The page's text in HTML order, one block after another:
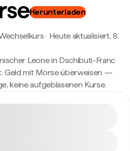
Herunterladen
· Heute aktualisiert, 8.
Leone in Dschibuti-Franc
Geld mit Morse überweisen —
keine aufgeblasenen Kurse.